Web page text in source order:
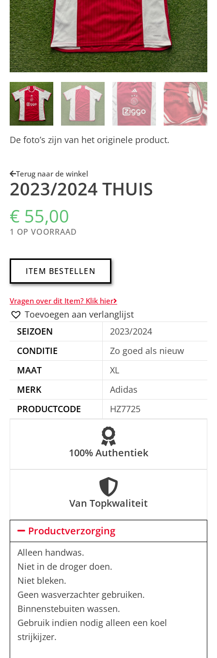
De foto’s zijn van het originele product.
Terug naar de winkel
2023/2024 THUIS
€ 55,00
1 OP VOORRAAD
ITEM BESTELLEN
e
r
n
a
t
i
v
e
:
Vragen over dit Item? Klik hier
Toevoegen aan verlanglijst
SEIZOEN
2023/2024
CONDITIE
Zo goed als nieuw
MAAT
XL
MERK
Adidas
PRODUCTCODE
HZ7725
100% Authentiek
Van Topkwaliteit
Productverzorging
Alleen handwas.
Niet in de droger doen.
Niet bleken.
Geen wasverzachter gebruiken.
Binnenstebuiten wassen.
Gebruik indien nodig alleen een koel
strijkijzer.